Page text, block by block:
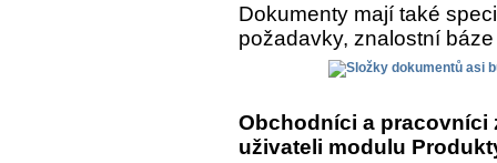
Dokumenty mají také
požadavky, znalostní
Obchodníci a
uživateli modulu